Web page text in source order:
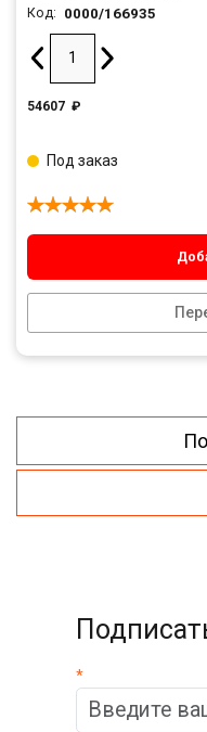
Код: 0000/166935
54607 ₽
Под заказ
*